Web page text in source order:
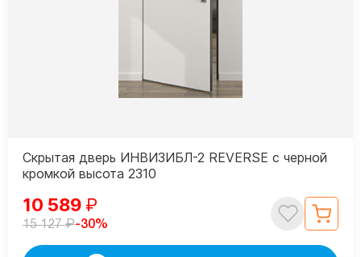
Скрытая дверь ИНВИЗИБЛ-2 REVERSE с черной
кромкой высота 2310
10 589 ₽
15 127₽-30%